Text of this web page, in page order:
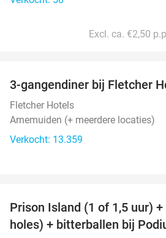
Excl. ca. €2,50
3-gangendiner bij Fletcher
Fletcher Hotels
Arnemuiden (+ meerdere locaties)
Verkocht: 13.359
Prison Island (1 of 1,5 uur)
holes) + bitterballen bij